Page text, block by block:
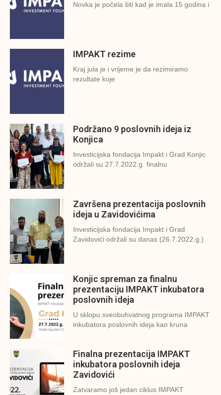
Novka je počela šiti kad je imala 15 godina i
IMPAKT rezime
Kraj jula je i vrijeme je da rezimiramo
rezultate koje
Podržano 9 poslovnih ideja iz
Konjica
Investicijska fondacija Impakt i Grad Konjic
održali su 27.7.2022.g. finalnu
Završena prezentacija poslovnih
ideja u Zavidovićima
Investicijska fondacija Impakt i Grad
Zavidovići održali su danas (26.7.2022.g.)
Konjic spreman za finalnu
prezentaciju IMPAKT inkubatora
poslovnih ideja
U sklopu sveobuhvatnog programa IMPAKT
inkubatora poslovnih ideja kao kruna
Finalna prezentacija IMPAKT
inkubatora poslovnih ideja
Zavidovići
Zatvaramo još jedan ciklus IMPAKT